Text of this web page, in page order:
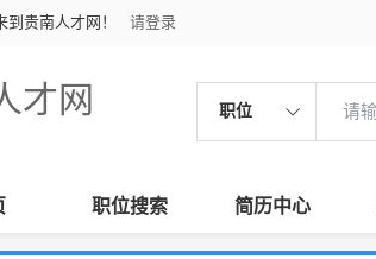
贵南人才网！ 请登录
才网 职位
职位搜索 简历中心